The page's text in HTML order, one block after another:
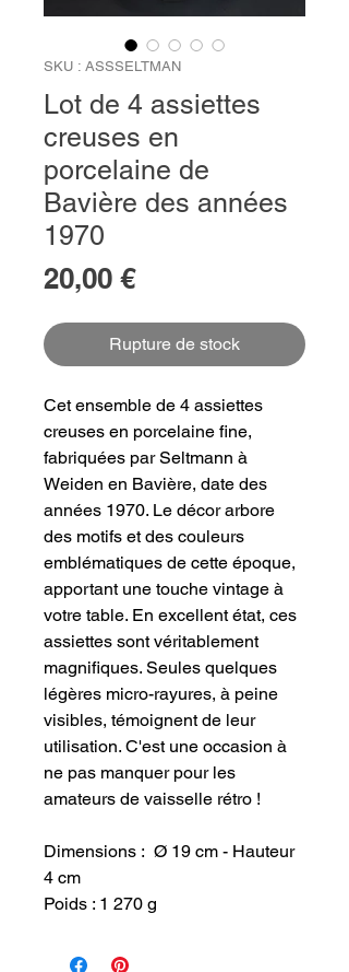
SKU : ASSSELTMAN
Lot de 4 assiettes
creuses en
porcelaine de
Bavière des années
1970
20,00 €Prix
Rupture de stock
Cet ensemble de 4 assiettes
creuses en porcelaine fine,
fabriquées par Seltmann à
Weiden en Bavière, date des
années 1970. Le décor arbore
des motifs et des couleurs
emblématiques de cette époque,
apportant une touche vintage à
votre table. En excellent état, ces
assiettes sont véritablement
magnifiques. Seules quelques
légères micro-rayures, à peine
visibles, témoignent de leur
utilisation. C'est une occasion à
ne pas manquer pour les
amateurs de vaisselle rétro !
Dimensions : Ø 19 cm - Hauteur
4 cm
Poids : 1 270 g